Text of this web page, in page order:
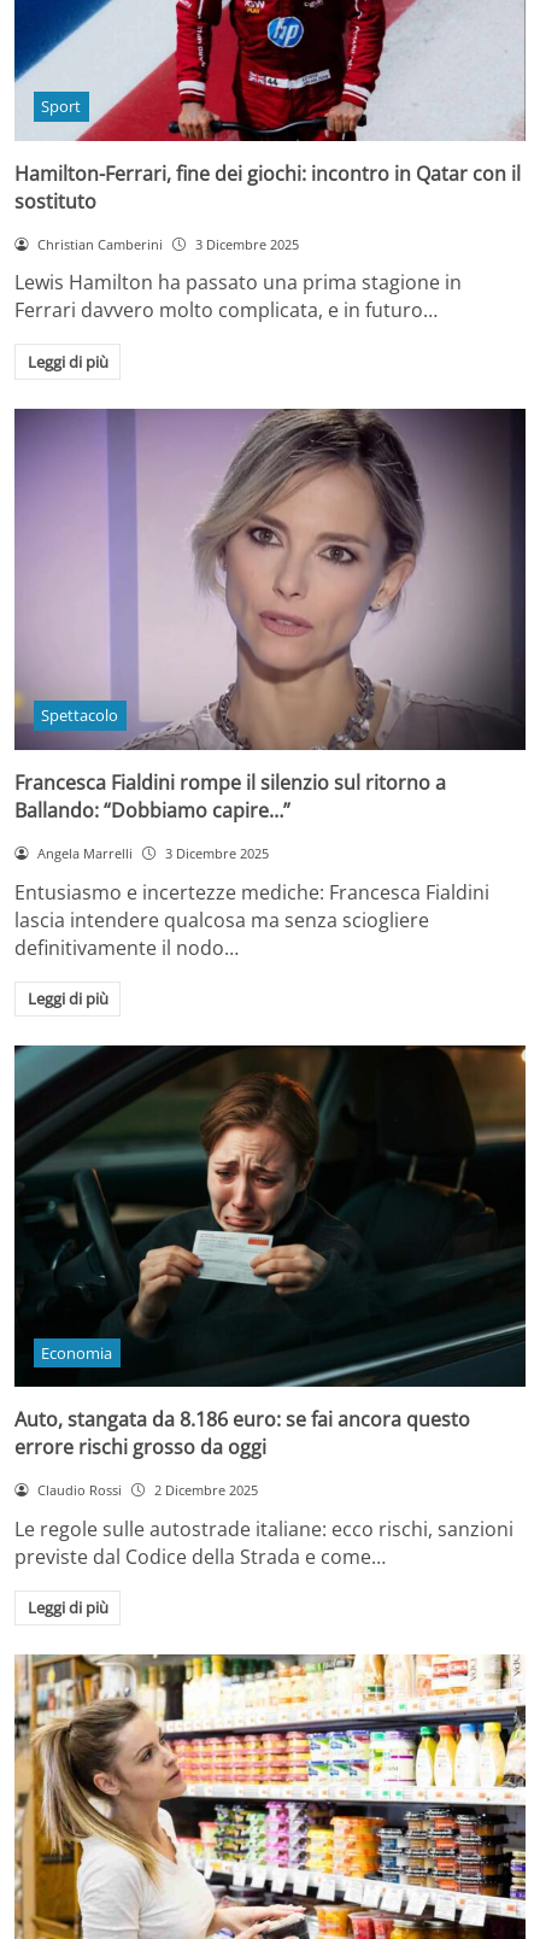
Sport
Hamilton-Ferrari, fine dei giochi: incontro in Qatar con il
sostituto
Christian Camberini 3 Dicembre 2025
Lewis Hamilton ha passato una prima stagione in
Ferrari davvero molto complicata, e in futuro…
Leggi di più
Spettacolo
Francesca Fialdini rompe il silenzio sul ritorno a
Ballando: “Dobbiamo capire…”
Angela Marrelli 3 Dicembre 2025
Entusiasmo e incertezze mediche: Francesca Fialdini
lascia intendere qualcosa ma senza sciogliere
definitivamente il nodo…
Leggi di più
Economia
Auto, stangata da 8.186 euro: se fai ancora questo
errore rischi grosso da oggi
Claudio Rossi 2 Dicembre 2025
Le regole sulle autostrade italiane: ecco rischi, sanzioni
previste dal Codice della Strada e come…
Leggi di più